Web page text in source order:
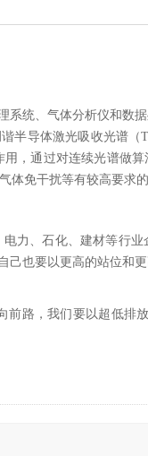
统、气体分析仪和数
半导体激光吸收光谱
，通过对连续光谱做
免干扰等有较高要求的
力、石化、建材等行
己也要以更高的站位和
路，我们要以超低排